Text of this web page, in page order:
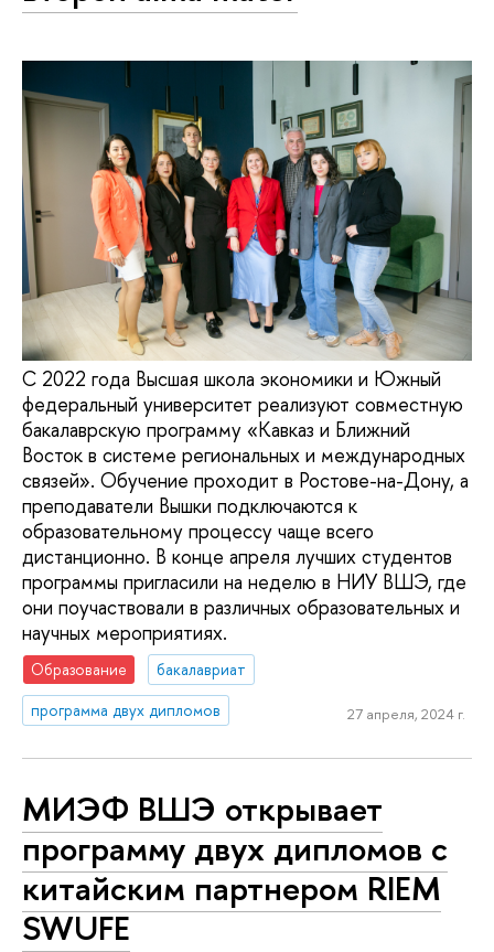
С 2022 года Высшая школа экономики и Южный
федеральный университет реализуют совместную
бакалаврскую программу «Кавказ и Ближний
Восток в системе региональных и международных
связей». Обучение проходит в Ростове-на-Дону, а
преподаватели Вышки подключаются к
образовательному процессу чаще всего
дистанционно. В конце апреля лучших студентов
программы пригласили на неделю в НИУ ВШЭ, где
они поучаствовали в различных образовательных и
научных мероприятиях.
Образование
бакалавриат
программа двух дипломов
27 апреля, 2024 г.
МИЭФ ВШЭ открывает
программу двух дипломов с
китайским партнером RIEM
SWUFE